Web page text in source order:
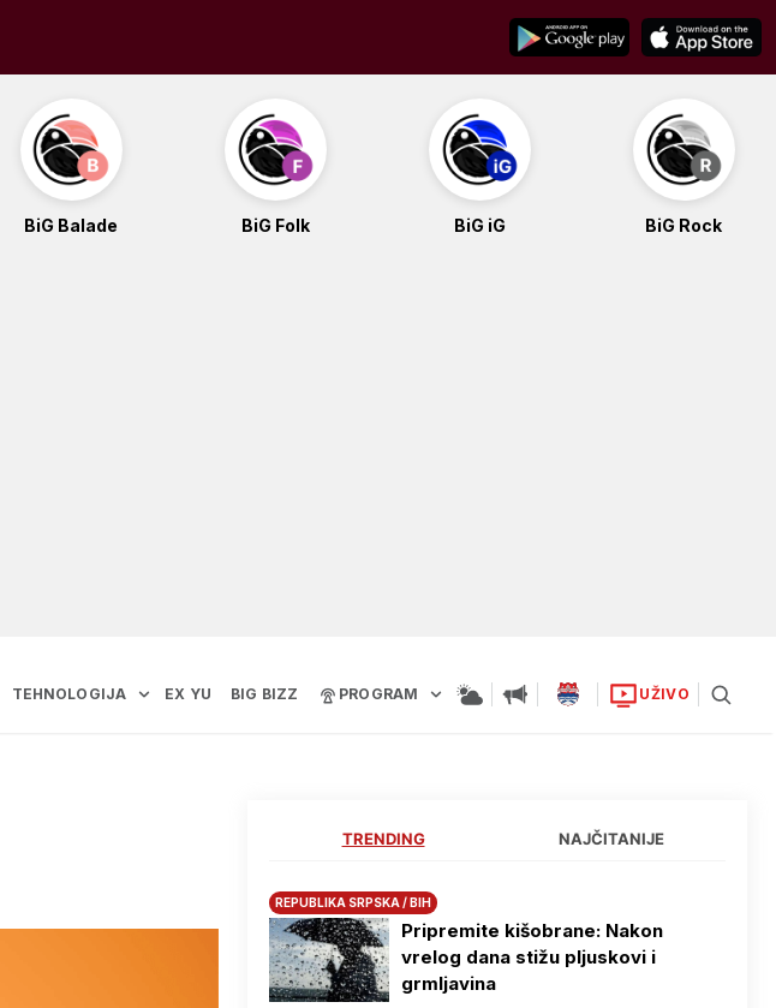
BiG Balade BiG Folk BiG iG BiG Rock
TEHNOLOGIJA EX YU BIG BIZZ PROGRAM UŽIVO
TRENDING NAJČITANIJE
REPUBLIKA SRPSKA / BIH
Pripremite kišobrane: Nakon
vrelog dana stižu pljuskovi i
grmljavina